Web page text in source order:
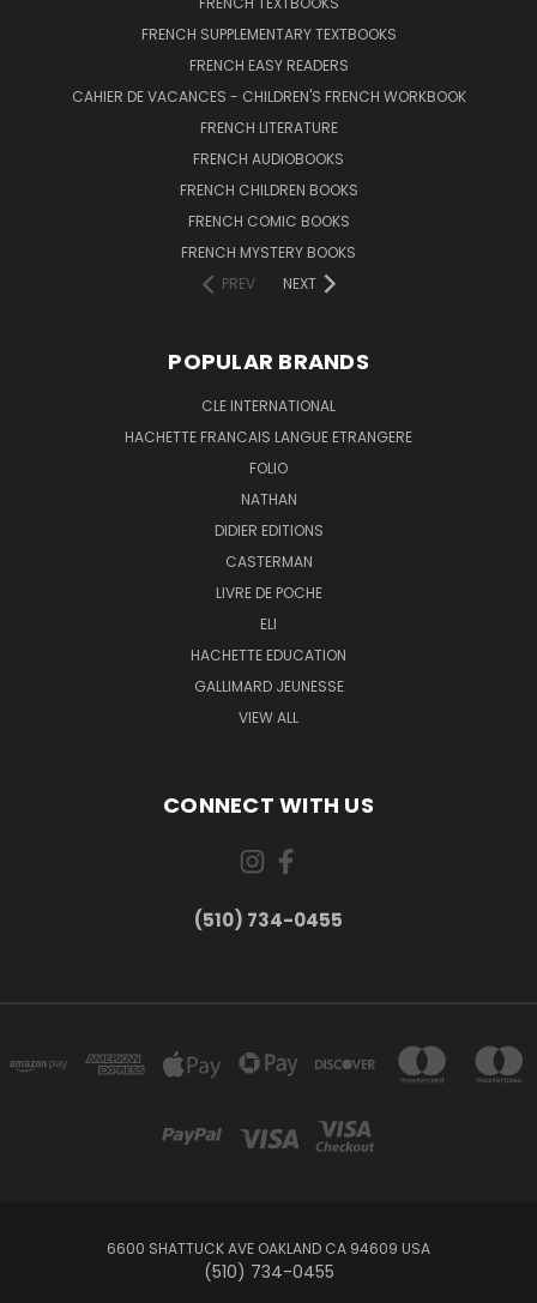
FRENCH SUPPLEMENTARY TEXTBOOKS
FRENCH EASY READERS
CAHIER DE VACANCES - CHILDREN'S FRENCH WORKBOOK
FRENCH LITERATURE
FRENCH AUDIOBOOKS
FRENCH CHILDREN BOOKS
FRENCH COMIC BOOKS
FRENCH MYSTERY BOOKS
PREV
NEXT
POPULAR BRANDS
CLE INTERNATIONAL
HACHETTE FRANCAIS LANGUE ETRANGERE
FOLIO
NATHAN
DIDIER EDITIONS
CASTERMAN
LIVRE DE POCHE
ELI
HACHETTE EDUCATION
GALLIMARD JEUNESSE
VIEW ALL
CONNECT WITH US
(510) 734-0455
6600 SHATTUCK AVE OAKLAND CA 94609 USA
(510) 734-0455